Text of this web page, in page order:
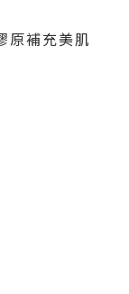
補充美肌